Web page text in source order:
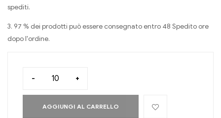
spediti.
3. 97 % dei prodotti può essere consegnato entro 48 Spedito ore
dopo l'ordine.
- +
AGGIUNGI AL CARRELLO